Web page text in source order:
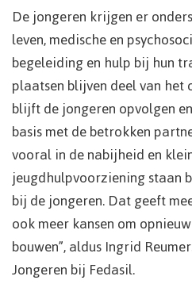
De jongeren krijgen er
leven, medische en
begeleiding en hulp bij hun
plaatsen blijven deel van het
blijft de jongeren opvolgen
basis met de betrokken
vooral in de nabijheid en
jeugdhulpvoorziening staan
bij de jongeren. Dat geeft
ook meer kansen om
bouwen”, aldus Ingrid
Jongeren bij Fedasil.